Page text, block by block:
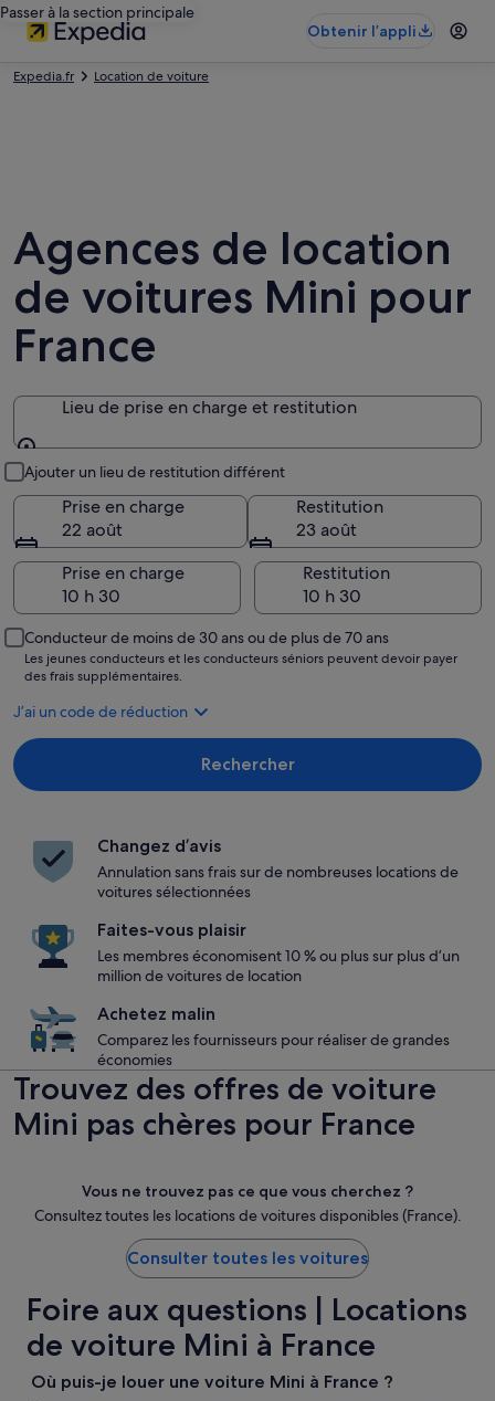
Passer à la section principale
Obtenir l’appli
Expedia.fr Location de voiture
Agences de location
de voitures Mini pour
France
Lieu de prise en charge et restitution
Ajouter un lieu de restitution différent
Prise en charge
22 août
Restitution
23 août
Prise en charge
Restitution
Conducteur de moins de 30 ans ou de plus de 70 ans
Les jeunes conducteurs et les conducteurs séniors peuvent devoir payer
des frais supplémentaires.
J’ai un code de réduction
Rechercher
Changez d’avis
Annulation sans frais sur de nombreuses locations de
voitures sélectionnées
Faites-vous plaisir
Les membres économisent 10 % ou plus sur plus d’un
million de voitures de location
Achetez malin
Comparez les fournisseurs pour réaliser de grandes
économies
Trouvez des offres de voiture
Mini pas chères pour France
Vous ne trouvez pas ce que vous cherchez ?
Consultez toutes les locations de voitures disponibles (France).
Consulter toutes les voitures
Foire aux questions | Locations
de voiture Mini à France
Où puis-je louer une voiture Mini à France ?